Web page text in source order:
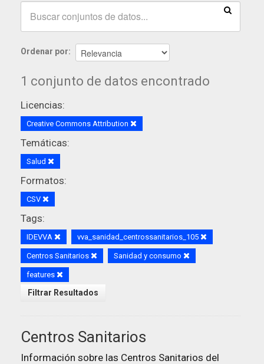
Ordenar por
1 conjunto de datos encontrado
Licencias:
Creative Commons Attribution
Temáticas:
Salud
Formatos:
CSV
Tags:
IDEVVA vva_sanidad_centrossanitarios_105
Centros Sanitarios Sanidad y consumo
features
Filtrar Resultados
Centros Sanitarios
Información sobre las Centros Sanitarios del